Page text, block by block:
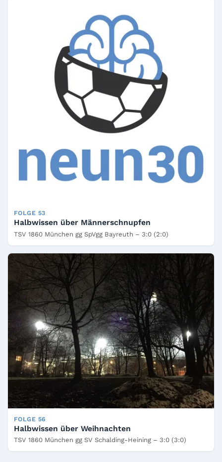
FOLGE 53
Halbwissen über Männerschnupfen
TSV 1860 München gg SpVgg Bayreuth – 3:0 (2:0)
FOLGE 56
Halbwissen über Weihnachten
TSV 1860 München gg SV Schalding-Heining – 3:0 (3:0)